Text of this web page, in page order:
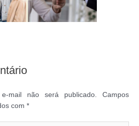
mail não será publicado.
Campos
com *